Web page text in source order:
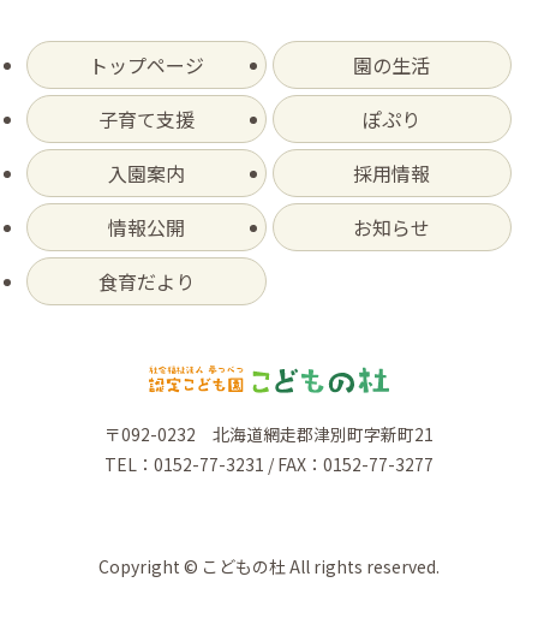
トップページ
園の生活
子育て支援
ぽぷり
入園案内
採用情報
情報公開
お知らせ
食育だより
〒092-0232 北海道網走郡津別町字新町21
TEL：0152-77-3231 / FAX：0152-77-3277
Copyright © こどもの杜 All rights reserved.